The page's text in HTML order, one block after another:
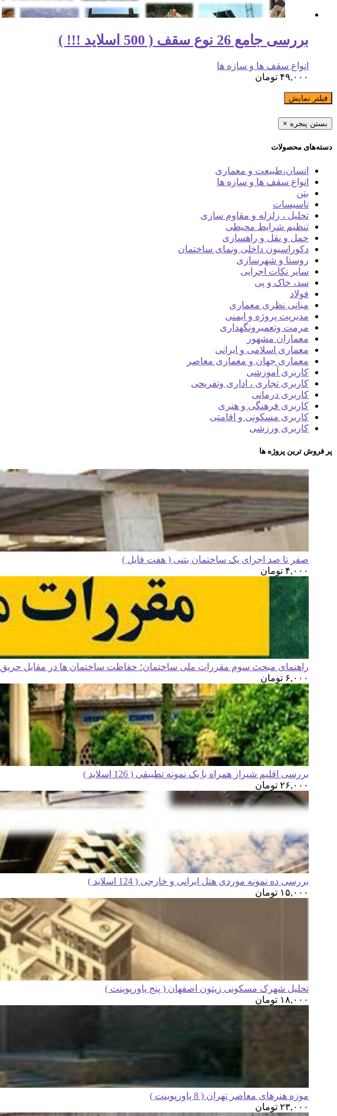
بررسی جامع 26 نوع سقف ( 500 اسلاید !!! )
انواع سقف ها و سازه ها
۴۹,۰۰۰ تومان
فیلتر نمایش
بستن پنجره ×
دسته‌های محصولات
انسان،طبیعت و معماری
انواع سقف ها و سازه ها
بتن
تاسیسات
تحلیل ، زلزله و مقاوم سازی
تنظیم شرایط محیطی
حمل و نقل و راهسازی
دکوراسیون داخلی ونمای ساختمان
روستا و شهرسازی
سایر نکات اجرایی
سد، خاک و پی
فولاد
مبانی نظری معماری
مدیریت پروژه و ایمنی
مرمت وتعمیرونگهداری
معماران مشهور
معماری اسلامی و ایرانی
معماری جهان و معماری معاصر
کاربری آموزشی
کاربری تجاری ، اداری وتفریحی
کاربری درمانی
کاربری فرهنگی و هنری
کاربری مسکونی و اقامتی
کاربری ورزشی
پر فروش ترین پروژه ها
صفر تا صد اجرای یک ساختمان بتنی ( هفت فایل )
۴,۰۰۰ تومان
راهنمای مبحث سوم مقررات ملی ساختمان؛ حفاظت ساختمان ها در مقابل حریق
۶,۰۰۰ تومان
بررسی اقلیم شیراز همراه با یک نمونه تطبیقی ( 126 اسلاید )
۲۶,۰۰۰ تومان
بررسی ده نمونه موردی هتل ایرانی و خارجی ( 124 اسلاید )
۱۵,۰۰۰ تومان
تحلیل شهرک مسکونی زیتون اصفهان ( پنج پاورپوینت )
۱۸,۰۰۰ تومان
موزه هنرهای معاصر تهران ( 8 پاورپوینت )
۲۳,۰۰۰ تومان